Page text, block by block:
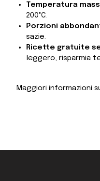
Temperatura
200°C.
Porzioni
sazie.
Ricette gratuite
leggero, risparmia
Maggiori informazioni